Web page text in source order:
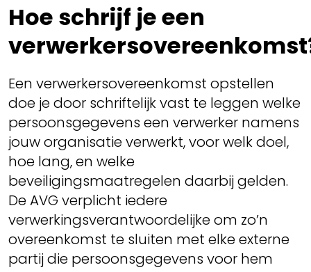
Hoe schrijf je een
Een verwerkersovereenkomst opstellen
doe je door schriftelijk vast te leggen welke
persoonsgegevens een verwerker namens
jouw organisatie verwerkt, voor welk doel,
hoe lang, en welke
beveiligingsmaatregelen daarbij gelden.
De AVG verplicht iedere
verwerkingsverantwoordelijke om zo’n
overeenkomst te sluiten met elke externe
partij die persoonsgegevens voor hem